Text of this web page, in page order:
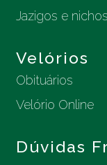
Jazigos e nichos
Velórios
Obituários
Velório Online
Dúvidas